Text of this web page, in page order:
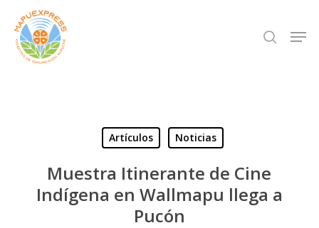
Skip
main
search
Artículos Noticias
Muestra Itinerante de Cine
Indígena en Wallmapu llega a
Pucón
Close